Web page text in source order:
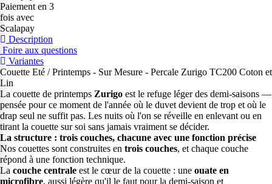
Paiement en 3
fois avec
Scalapay
Description
Foire aux questions
Variantes
Couette Eté / Printemps - Sur Mesure - Percale Zurigo TC200 Coton et
Lin
La couette de printemps Zurigo est le refuge léger des demi-saisons —
pensée pour ce moment de l'année où le duvet devient de trop et où le
drap seul ne suffit pas. Les nuits où l'on se réveille en enlevant ou en
tirant la couette sur soi sans jamais vraiment se décider.
La structure : trois couches, chacune avec une fonction précise
Nos couettes sont construites en trois couches, et chaque couche
répond à une fonction technique.
La couche centrale est le cœur de la couette : une ouate en
microfibre, aussi légère qu'il le faut pour la demi-saison et